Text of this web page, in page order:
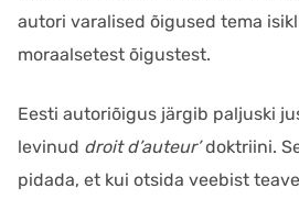
autori varalised õigused tema
moraalsetest õigustest.
Eesti autoriõigus järgib paljuski
levinud droit d’auteur’doktriini.
pidada, et kui otsida veebist